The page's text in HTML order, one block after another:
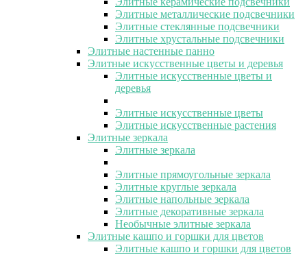
Элитные металлические подсвечники
Элитные стеклянные подсвечники
Элитные хрустальные подсвечники
Элитные настенные панно
Элитные искусственные цветы и деревья
Элитные искусственные цветы и
деревья
Элитные искусственные цветы
Элитные искусственные растения
Элитные зеркала
Элитные зеркала
Элитные прямоугольные зеркала
Элитные круглые зеркала
Элитные напольные зеркала
Элитные декоративные зеркала
Необычные элитные зеркала
Элитные кашпо и горшки для цветов
Элитные кашпо и горшки для цветов